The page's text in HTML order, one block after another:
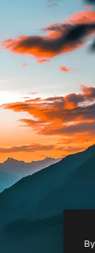
KI-
KI-
Stock-
MCP für
API
Mobile
Alle
S.L.U. Alle